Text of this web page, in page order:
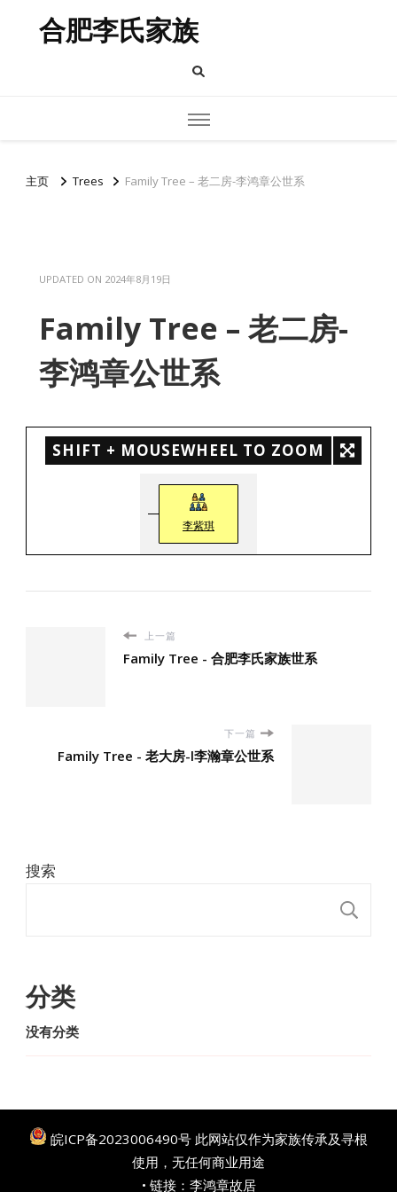
合肥李氏家族
主页 Trees Family Tree – 老二房-李鸿章公世系
UPDATED ON 2024年8月19日
Family Tree – 老二房-
李鸿章公世系
SHIFT + MOUSEWHEEL TO ZOOM
李紫琪
上一篇
Family Tree - 合肥李氏家族世系
下一篇
Family Tree - 老大房-l李瀚章公世系
搜索
分类
没有分类
皖ICP备2023006490号 此网站仅作为家族传承及寻根
使用，无任何商业用途
• 链接： 李鸿章故居